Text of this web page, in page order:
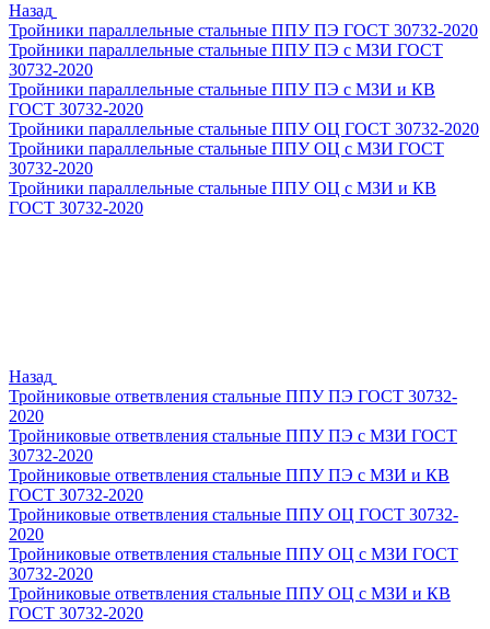
Назад
Тройники параллельные стальные ППУ ПЭ ГОСТ 30732-2020
Тройники параллельные стальные ППУ ПЭ с МЗИ ГОСТ
30732-2020
Тройники параллельные стальные ППУ ПЭ с МЗИ и КВ
ГОСТ 30732-2020
Тройники параллельные стальные ППУ ОЦ ГОСТ 30732-2020
Тройники параллельные стальные ППУ ОЦ с МЗИ ГОСТ
30732-2020
Тройники параллельные стальные ППУ ОЦ с МЗИ и КВ
ГОСТ 30732-2020
Назад
Тройниковые ответвления стальные ППУ ПЭ ГОСТ 30732-
2020
Тройниковые ответвления стальные ППУ ПЭ с МЗИ ГОСТ
30732-2020
Тройниковые ответвления стальные ППУ ПЭ с МЗИ и КВ
ГОСТ 30732-2020
Тройниковые ответвления стальные ППУ ОЦ ГОСТ 30732-
2020
Тройниковые ответвления стальные ППУ ОЦ с МЗИ ГОСТ
30732-2020
Тройниковые ответвления стальные ППУ ОЦ с МЗИ и КВ
ГОСТ 30732-2020